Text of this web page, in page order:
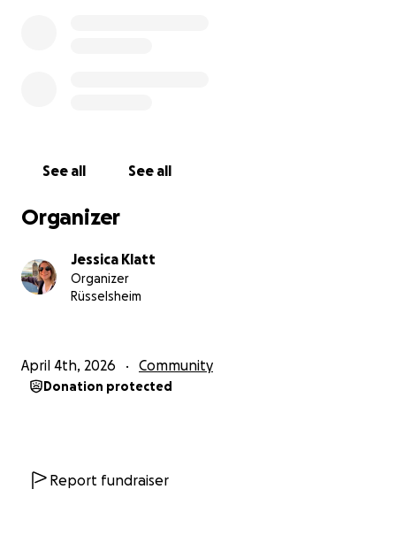
See all See all
Organizer
Jessica Klatt
Organizer
Rüsselsheim
April 4th, 2026 Community
Donation protected
Report fundraiser